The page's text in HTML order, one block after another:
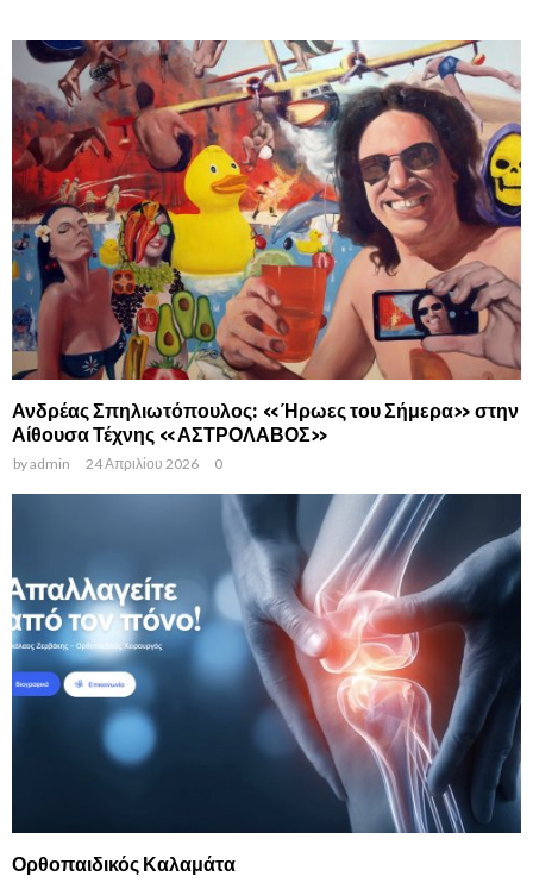
Ανδρέας Σπηλιωτόπουλος: «Ήρωες του Σήμερα» στην
Αίθουσα Τέχνης «ΑΣΤΡΟΛΑΒΟΣ»
byadmin 24 Απριλίου 2026 0
Ορθοπαιδικός Καλαμάτα